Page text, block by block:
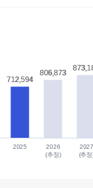
712,594
712,594
806,873
806,873
2025
2026
(추정)
(추